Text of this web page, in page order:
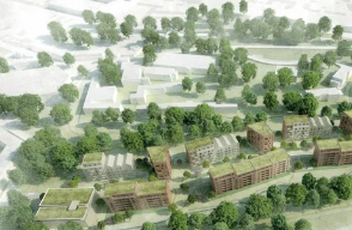
berlin
nord
wahrheit
verlag